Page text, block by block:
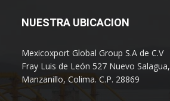
NUESTRA UBICACION
Mexicoxport Global Group S.A de C.V
Fray Luis de León 527 Nuevo Salagua,
Manzanillo, Colima. C.P. 28869